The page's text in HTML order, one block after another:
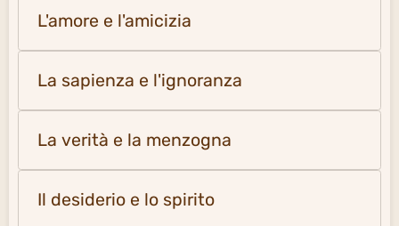
L'amore e l'amicizia
La sapienza e l'ignoranza
La verità e la menzogna
Il desiderio e lo spirito